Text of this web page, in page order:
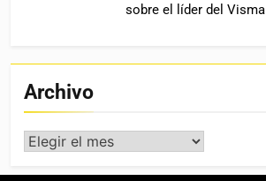
sobre el líder del Visma
Archivo
Archivo